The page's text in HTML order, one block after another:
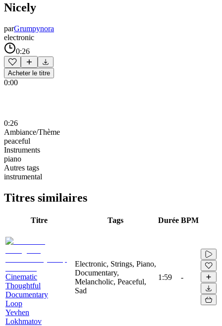
Nicely
parGrumpynora
electronic
0:26
Acheter le titre
0:00
0:26
Ambiance/Thème
peaceful
Instruments
piano
Autres tags
instrumental
Titres similaires
Titre Tags Durée BPM
Cinematic
Thoughtful
Documentary
Loop
Yevhen
Lokhmatov
Electronic, Strings, Piano,
Documentary,
Melancholic, Peaceful,
Sad
1:59 -